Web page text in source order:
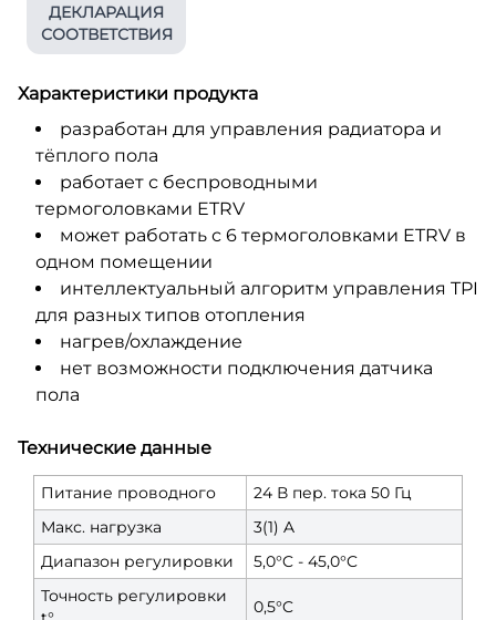
ДЕКЛАРАЦИЯ
СООТВЕТСТВИЯ
Характеристики продукта
разработан для управления радиатора и
тёплого пола
работает с беспроводными
термоголовками ETRV
может работать с 6 термоголовками ETRV в
одном помещении
интеллектуальный алгоритм управления TPI
для разных типов отопления
нагрев/охлаждение
нет возможности подключения датчика
пола
Технические данные
Питание проводного
24 В пер. тока 50 Гц
Макс. нагрузка
3(1) A
Диапазон регулировки
5,0°C - 45,0°C
Точность регулировки
0,5°C